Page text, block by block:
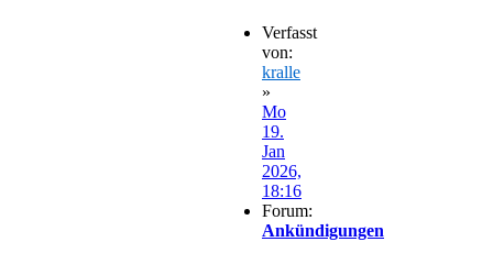
Verfasst
von:
kralle
»
Mo
19.
Jan
2026,
18:16
Forum:
Ankündigungen